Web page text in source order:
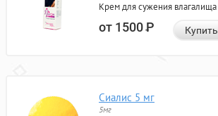
Крем для сужения влагалища
от 1500Р Купить
Сиалис 5 мг
5мг